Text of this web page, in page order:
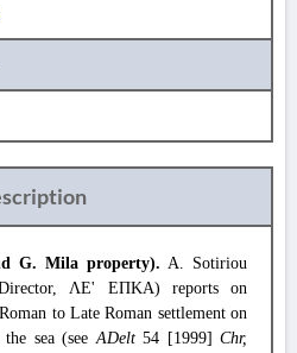
G. Mila property). A. Sotiriou
ΛΕ' ΕΠΚΑ) reports on
to Late Roman settlement on
the sea (seeADelt 54 [1999] Chr,